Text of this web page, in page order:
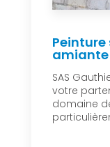
amiante
SAS
votre
domaine